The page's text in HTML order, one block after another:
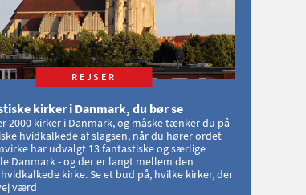
REJSER
kirker i Danmark, du bør se
2000 kirker i Danmark, og måske tænker du på
hvidkalkede af slagsen, når du hører ordet
har udvalgt 13 fantastiske og særlige
Danmark - og der er langt mellem den
kirke. Se et bud på, hvilke kirker, der
værd